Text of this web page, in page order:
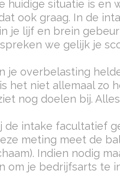
huidige situatie is
ook graag. In de
je lijf en brein
we gelijk je
je overbelasting
het niet allemaal zo
nog doelen bij.
de intake facultatief
meting meet de
Indien nodig
om je bedrijfsarts te